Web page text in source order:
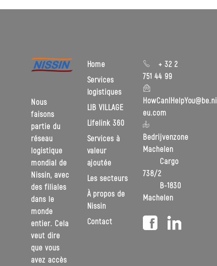
Nous
faisons
partie du
réseau
logistique
mondial de
Nissin, avec
des filiales
dans le
monde
entier. Cela
veut dire
que vous
avez accès
Home
Services
logistiques
LIB VILLAGE
Lifelink 360
Services à
valeur
ajoutée
Les secteurs
À propos de
Nissin
Contact
+ 32 2
751 44 99
eu.com
Bedrijvenzone
Machelen
Cargo
738/2
B-1830
Machelen